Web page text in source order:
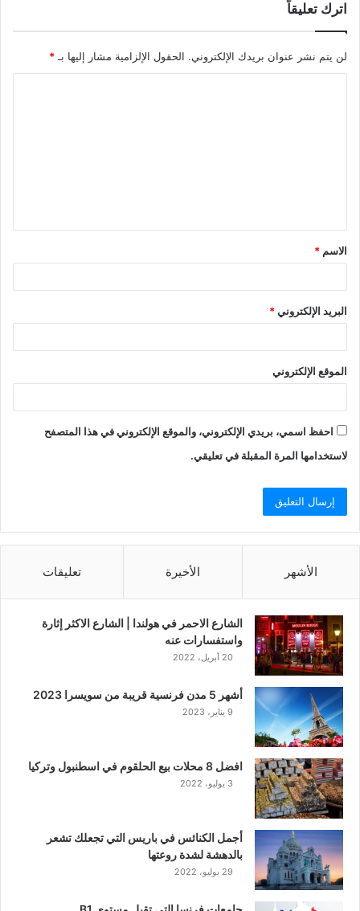
اترك تعليقاً
لن يتم نشر عنوان بريدك الإلكتروني. الحقول الإلزامية مشار إليها بـ*
ق
*
الاسم *
البريد الإلكتروني*
الموقع الإلكتروني
احفظ اسمي، بريدي الإلكتروني، والموقع الإلكتروني في هذا المتصفح
لاستخدامها المرة المقبلة في تعليقي.
الأشهر الأخيرة تعليقات
الشارع الاحمر في هولندا | الشارع الاكثر إثارة
واستفسارات عنه
20 أبريل، 2022
أشهر 5 مدن فرنسية قريبة من سويسرا 2023
9 يناير، 2023
افضل 8 محلات بيع الحلقوم في اسطنبول وتركيا
3 يوليو، 2022
أجمل الكنائس في باريس التي تجعلك تشعر
بالدهشة لشدة روعتها
29 يوليو، 2022